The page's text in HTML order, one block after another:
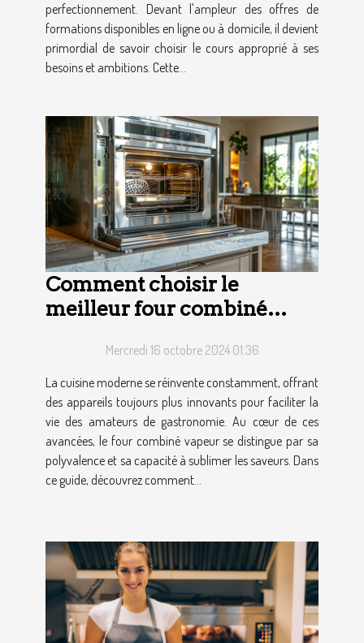
perfectionnement. Devant l'ampleur des offres de
formations disponibles en ligne ou à domicile, il devient
primordial de savoir choisir le cours approprié à ses
besoins et ambitions. Cette...
Comment choisir le
meilleur four combiné
Mercredi 16 octobre 2024 01:36
La cuisine moderne se réinvente constamment, offrant
des appareils toujours plus innovants pour faciliter la
vie des amateurs de gastronomie. Au cœur de ces
avancées, le four combiné vapeur se distingue par sa
polyvalence et sa capacité à sublimer les saveurs. Dans
ce guide, découvrez comment...